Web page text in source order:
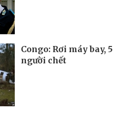
Congo: Rơi máy bay, 5
người chết